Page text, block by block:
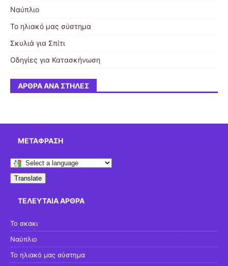
Ναύπλιο
Το ηλιακό μας σύστημα
Σκυλιά για Σπίτι
Οδηγίες για Κατασκήνωση
ΆΡΘΡΑ ΑΝΆ ΣΤΉΛΕΣ
ΜΕΤΆΦΡΑΣΗ
Translate
ΤΕΛΕΥΤΑΊΑ ΆΡΘΡΑ
Το σκακι
Ναύπλιο
Το ηλιακό μας σύστημα